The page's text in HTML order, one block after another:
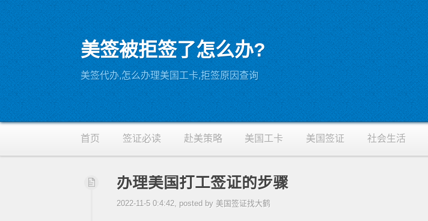
美签被拒签了怎么办?
美签代办,怎么办理美国工卡,拒签原因查询
RSS
首页 签证必读 赴美策略 美国工卡 美国签证 社会生活
办理美国打工签证的步骤
2022-11-5 0:4:42, posted by 美国签证找大鹤